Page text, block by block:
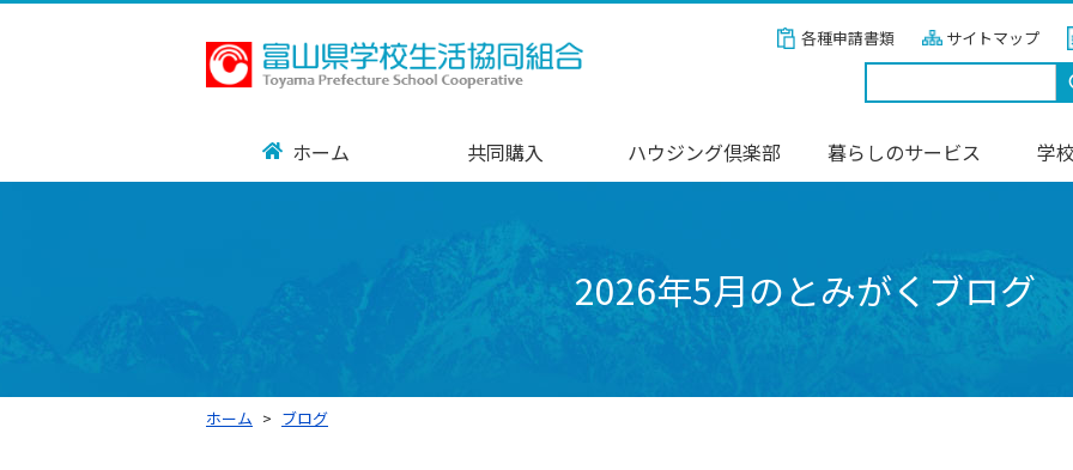
各種申請書類 サイトマップ
ホーム 共同購入 ハウジング倶楽部 暮らしのサービス 学
2026年5月のとみがくブログ
ホーム ブログ